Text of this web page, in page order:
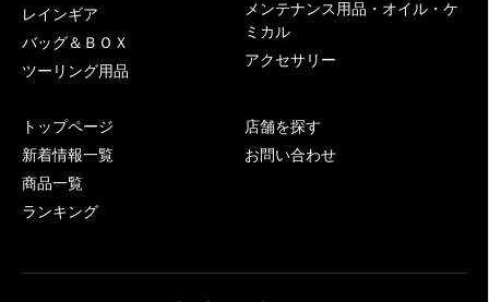
レインギア
バッグ＆ＢＯＸ
ツーリング用品
メンテナンス用品・オイル・ケ
ミカル
アクセサリー
トップページ
新着情報一覧
商品一覧
ランキング
店舗を探す
お問い合わせ